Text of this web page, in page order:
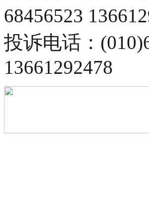
68456523
投诉电话：
13661292478